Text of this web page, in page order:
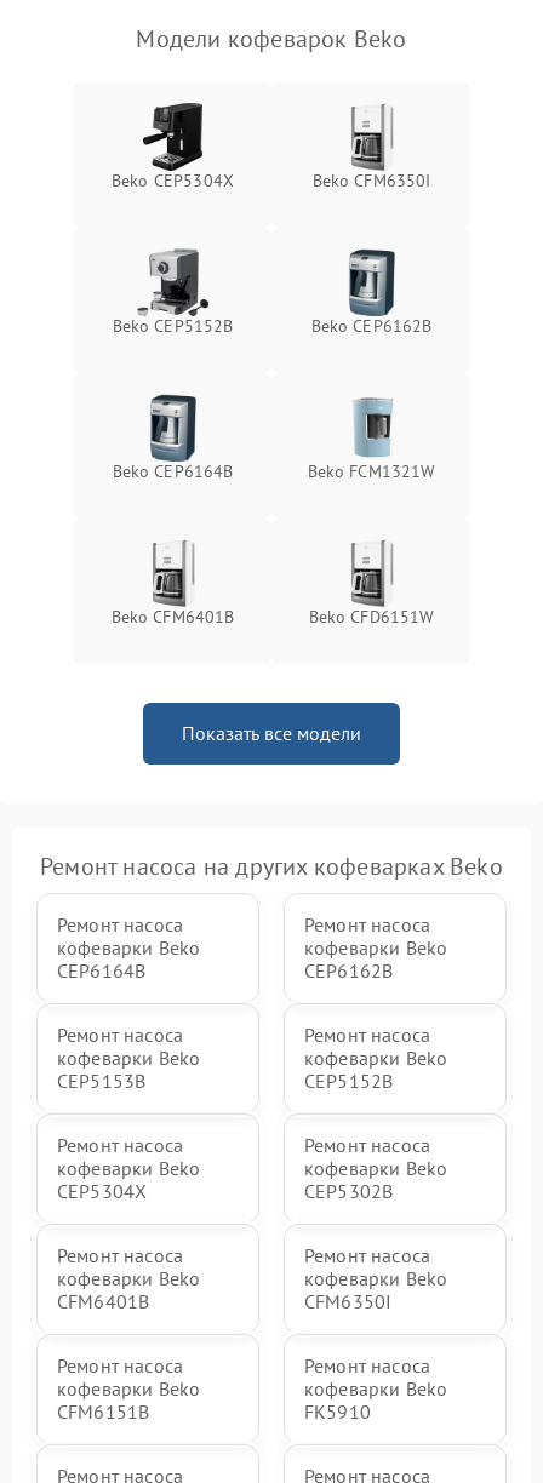
Модели кофеварок Beko
Beko CEP5304X Beko CFM6350I
Beko CEP5152B Beko CEP6162B
Beko CEP6164B Beko FCM1321W
Beko CFM6401B Beko CFD6151W
Показать все модели
Ремонт насоса на других кофеварках Beko
Ремонт насоса
кофеварки Beko
CEP6164B
Ремонт насоса
кофеварки Beko
CEP6162B
Ремонт насоса
кофеварки Beko
CEP5153B
Ремонт насоса
кофеварки Beko
CEP5152B
Ремонт насоса
кофеварки Beko
CEP5304X
Ремонт насоса
кофеварки Beko
CEP5302B
Ремонт насоса
кофеварки Beko
CFM6401B
Ремонт насоса
кофеварки Beko
CFM6350I
Ремонт насоса
кофеварки Beko
CFM6151B
Ремонт насоса
кофеварки Beko
FK5910
Ремонт насоса Ремонт насоса